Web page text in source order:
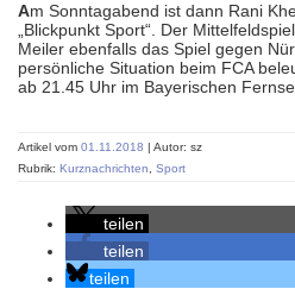
Am Sonntagabend ist dann Rani
„Blickpunkt Sport“. Der
Meiler ebenfalls das Spiel gegen
persönliche Situation beim FCA
ab 21.45 Uhr im Bayerischen
Artikel vom 01.11.2018 | Autor: sz
Rubrik: Kurznachrichten Sport
teilen
teilen
teilen